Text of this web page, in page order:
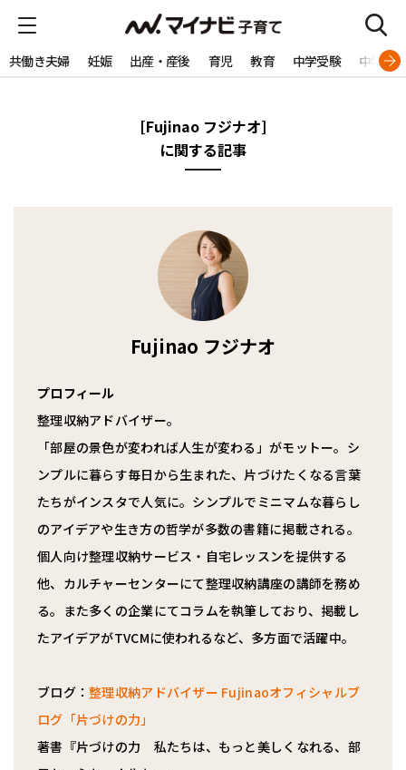
共働き夫婦 妊娠 出産・産後 育児 教育 中学受験 中学生
[Fujinao フジナオ]
に関する記事
Fujinao フジナオ
プロフィール
整理収納アドバイザー。
「部屋の景色が変われば人生が変わる」がモットー。シ
ンプルに暮らす毎日から生まれた、片づけたくなる言葉
たちがインスタで人気に。シンプルでミニマムな暮らし
のアイデアや生き方の哲学が多数の書籍に掲載される。
個人向け整理収納サービス・自宅レッスンを提供する
他、カルチャーセンターにて整理収納講座の講師を務め
る。また多くの企業にてコラムを執筆しており、掲載し
たアイデアがTVCMに使われるなど、多方面で活躍中。
ブログ：整理収納アドバイザー Fujinaoオフィシャルブ
ログ「片づけの力」
著書『片づけの力 私たちは、もっと美しくなれる、部